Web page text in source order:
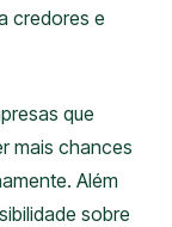
credores e
que
mais chances
Além
sobre